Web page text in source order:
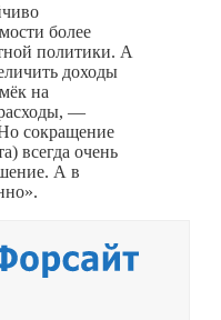
более
политики. А
доходы
на
расходы, —
сокращение
всегда очень
А в